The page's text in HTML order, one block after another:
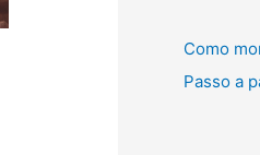
Como
Passo a